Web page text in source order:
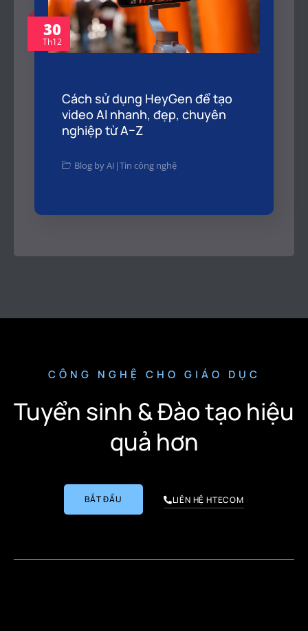
30
Th12
Cách sử dụng HeyGen để tạo
video AI nhanh, đẹp, chuyên
nghiệp từ A–Z
Blog by AI |Tin công nghệ
CÔNG NGHỆ CHO GIÁO DỤC
Tuyển sinh & Đào tạo hiệu
quả hơn
BẮT ĐẦU LIÊN HỆ HTECOM